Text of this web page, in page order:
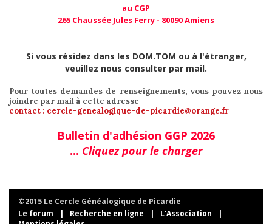
au CGP
265 Chaussée Jules Ferry - 80090 Amiens
Si vous résidez dans les DOM.TOM ou à l'étranger,
veuillez nous consulter par mail.
Pour toutes demandes de renseignements, vous pouvez nous
joindre par mail à cette adresse
contact : cercle-genealogique-de-picardie@orange.fr
Bulletin d'adhésion GGP 2026
... Cliquez pour le charger
©2015 Le Cercle Généalogique de Picardie
Le forum
| Recherche en ligne | L'Association
|